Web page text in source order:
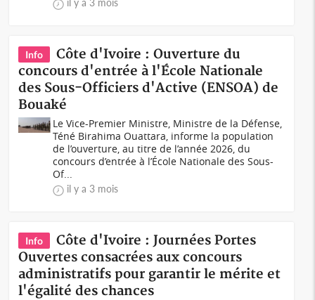
il y a 3 mois
Info
Côte d'Ivoire : Ouverture du
concours d'entrée à l'École Nationale
des Sous-Officiers d'Active (ENSOA) de
Bouaké
Le Vice-Premier Ministre, Ministre de la Défense,
Téné Birahima Ouattara, informe la population
de l’ouverture, au titre de l’année 2026, du
concours d’entrée à l’École Nationale des Sous-
Of...
il y a 3 mois
Info
Côte d'Ivoire : Journées Portes
Ouvertes consacrées aux concours
administratifs pour garantir le mérite et
l'égalité des chances